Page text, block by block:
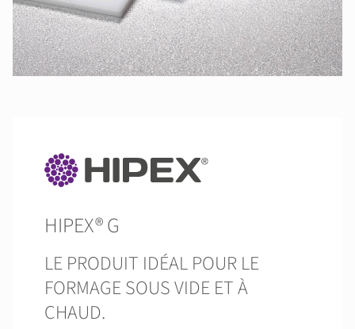
HIPEX® G
LE PRODUIT IDÉAL POUR LE
FORMAGE SOUS VIDE ET À
CHAUD.